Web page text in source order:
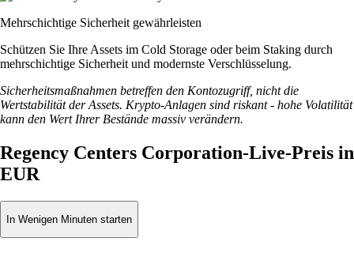
Mehrschichtige Sicherheit gewährleisten
Schützen Sie Ihre Assets im Cold Storage oder beim Staking durch
mehrschichtige Sicherheit und modernste Verschlüsselung.
Sicherheitsmaßnahmen betreffen den Kontozugriff, nicht die
Wertstabilität der Assets. Krypto-Anlagen sind riskant - hohe Volatilität
kann den Wert Ihrer Bestände massiv verändern.
Regency Centers Corporation-Live-Preis in
EUR
In Wenigen Minuten starten